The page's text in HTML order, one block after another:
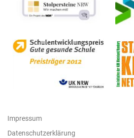
Impressum
Datenschutzerklärung